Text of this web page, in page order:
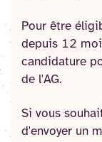
Pour être
depuis 12
candidature
de l'AG.
Si vous
d'envoyer un